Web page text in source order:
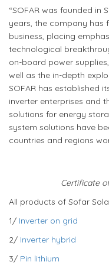
“SOFAR was founded in
years, the company has
business, placing
technological
on-board power
well as the in-depth
SOFAR has established
inverter enterprises and
solutions for energy
system solutions have
countries and regions
Certificate
All products of Sofar
1/ Inverter on grid
2/ Inverter hybrid
3/ Pin lithium